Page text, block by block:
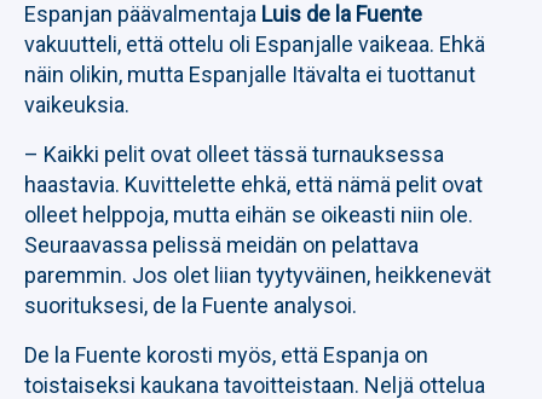
Espanjan päävalmentaja Luis de la Fuente
vakuutteli, että ottelu oli Espanjalle vaikeaa. Ehkä
näin olikin, mutta Espanjalle Itävalta ei tuottanut
vaikeuksia.
– Kaikki pelit ovat olleet tässä turnauksessa
haastavia. Kuvittelette ehkä, että nämä pelit ovat
olleet helppoja, mutta eihän se oikeasti niin ole.
Seuraavassa pelissä meidän on pelattava
paremmin. Jos olet liian tyytyväinen, heikkenevät
suorituksesi, de la Fuente analysoi.
De la Fuente korosti myös, että Espanja on
toistaiseksi kaukana tavoitteistaan. Neljä ottelua